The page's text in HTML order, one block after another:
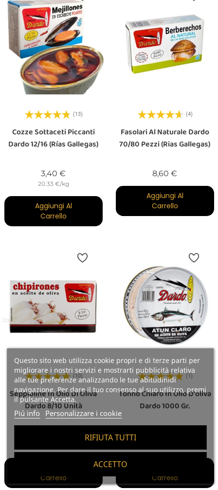
Questo sito web utilizza cookie propri e di terze parti per
migliorare i nostri servizi e mostrarti pubblicità relativa
alle tue preferenze analizzando le tue abitudinidi
navigazione. Per dare il tuo consenso al suo utilizzo, premi
il pulsante Accetta.
Piú info Personalizzare i cookie
RIFIUTA TUTTI
ACCETTO
(13)
Cozze Sottaceti Piccanti
Dardo 12/16 (Rías Gallegas)
3,40 €
20.33 €/kg
Aggiungi Al
Carrello
(4)
Fasolari Al Naturale Dardo
70/80 Pezzi (Rias Gallegas)
8,60 €
Aggiungi Al
Carrello
(10)
Seppioline In Olio Di Oliva
Dardo 8/10 Unità
Prezzo
Carrello
(1)
Tonno Chiaro In Olio D'oliva
Dardo 1000 Gr.
Carrello